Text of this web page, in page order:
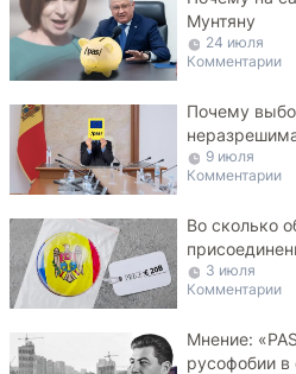
Мунтяну
24 июля
Комментарии
Почему
9 июля
Комментарии
Во сколько
3 июля
Комментарии
Мнение:
русофобии в